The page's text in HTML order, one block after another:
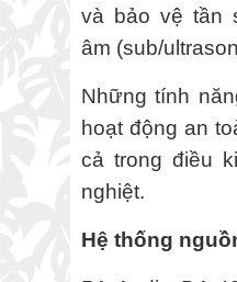
và bảo vệ tần
âm (sub/
Những tính
hoạt động an
cả trong điều
nghiệt.
Hệ thống